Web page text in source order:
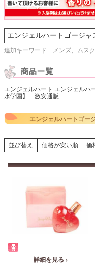
追加キーワード メンズ、ムス
エンジェルハート エンジェルハ
水学園】 激安通販
エンジェルハートゴー
並び替え 価格が安い順 価
詳細を見る ›